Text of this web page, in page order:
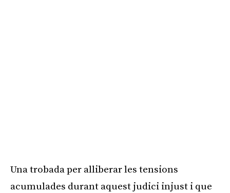
Una trobada per alliberar les tensions
acumulades durant aquest judici injust i que